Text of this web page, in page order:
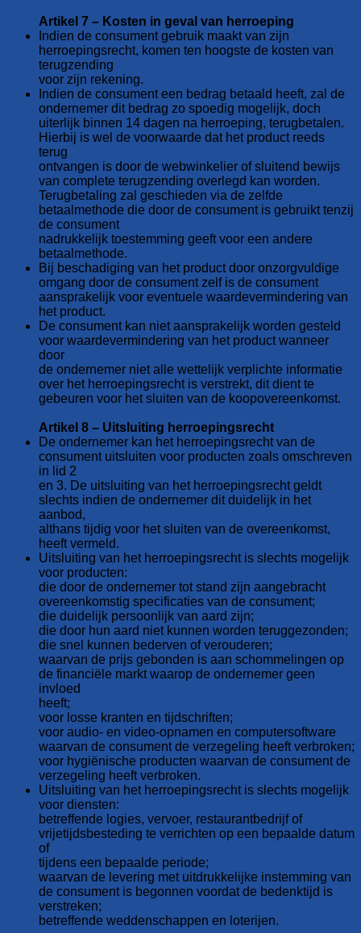
Artikel 7 – Kosten in geval van herroeping
Indien de consument gebruik maakt van zijn
herroepingsrecht, komen ten hoogste de kosten van
terugzending
voor zijn rekening.
Indien de consument een bedrag betaald heeft, zal de
ondernemer dit bedrag zo spoedig mogelijk, doch
uiterlijk binnen 14 dagen na herroeping, terugbetalen.
Hierbij is wel de voorwaarde dat het product reeds
terug
ontvangen is door de webwinkelier of sluitend bewijs
van complete terugzending overlegd kan worden.
Terugbetaling zal geschieden via de zelfde
betaalmethode die door de consument is gebruikt tenzij
de consument
nadrukkelijk toestemming geeft voor een andere
betaalmethode.
Bij beschadiging van het product door onzorgvuldige
omgang door de consument zelf is de consument
aansprakelijk voor eventuele waardevermindering van
het product.
De consument kan niet aansprakelijk worden gesteld
voor waardevermindering van het product wanneer
door
de ondernemer niet alle wettelijk verplichte informatie
over het herroepingsrecht is verstrekt, dit dient te
gebeuren voor het sluiten van de koopovereenkomst.
Artikel 8 – Uitsluiting herroepingsrecht
De ondernemer kan het herroepingsrecht van de
consument uitsluiten voor producten zoals omschreven
in lid 2
en 3. De uitsluiting van het herroepingsrecht geldt
slechts indien de ondernemer dit duidelijk in het
aanbod,
althans tijdig voor het sluiten van de overeenkomst,
heeft vermeld.
Uitsluiting van het herroepingsrecht is slechts mogelijk
voor producten:
die door de ondernemer tot stand zijn aangebracht
overeenkomstig specificaties van de consument;
die duidelijk persoonlijk van aard zijn;
die door hun aard niet kunnen worden teruggezonden;
die snel kunnen bederven of verouderen;
waarvan de prijs gebonden is aan schommelingen op
de financiële markt waarop de ondernemer geen
invloed
heeft;
voor losse kranten en tijdschriften;
voor audio- en video-opnamen en computersoftware
waarvan de consument de verzegeling heeft verbroken;
voor hygiënische producten waarvan de consument de
verzegeling heeft verbroken.
Uitsluiting van het herroepingsrecht is slechts mogelijk
voor diensten:
betreffende logies, vervoer, restaurantbedrijf of
vrijetijdsbesteding te verrichten op een bepaalde datum
of
tijdens een bepaalde periode;
waarvan de levering met uitdrukkelijke instemming van
de consument is begonnen voordat de bedenktijd is
verstreken;
betreffende weddenschappen en loterijen.